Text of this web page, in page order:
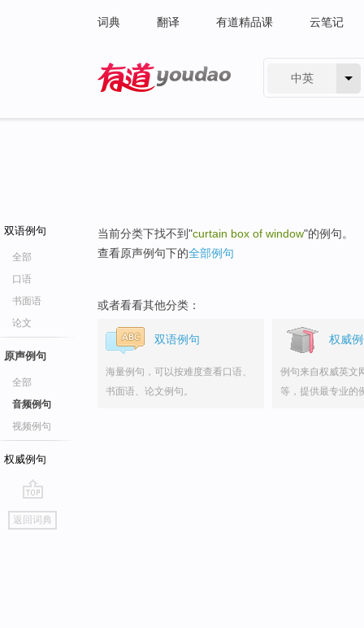
词典 翻译 有道精品课 云笔记
中英
双语例句
全部
口语
书面语
论文
原声例句
全部
音频例句
视频例句
权威例句
go
top
返回词典
当前分类下找不到"curtain box of window"的例句。
查看原声例句下的全部例句
或者看看其他分类：
双语例句
海量例句，可以按难度查看口语、
书面语、论文例句。
权威
例句来自权威英文
等，提供最专业的